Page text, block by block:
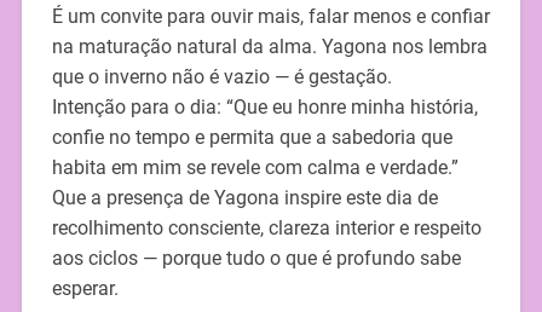
É um convite para ouvir mais, falar menos e confiar
na maturação natural da alma. Yagona nos lembra
que o inverno não é vazio — é gestação.
Intenção para o dia: “Que eu honre minha história,
confie no tempo e permita que a sabedoria que
habita em mim se revele com calma e verdade.”
Que a presença de Yagona inspire este dia de
recolhimento consciente, clareza interior e respeito
aos ciclos — porque tudo o que é profundo sabe
esperar.